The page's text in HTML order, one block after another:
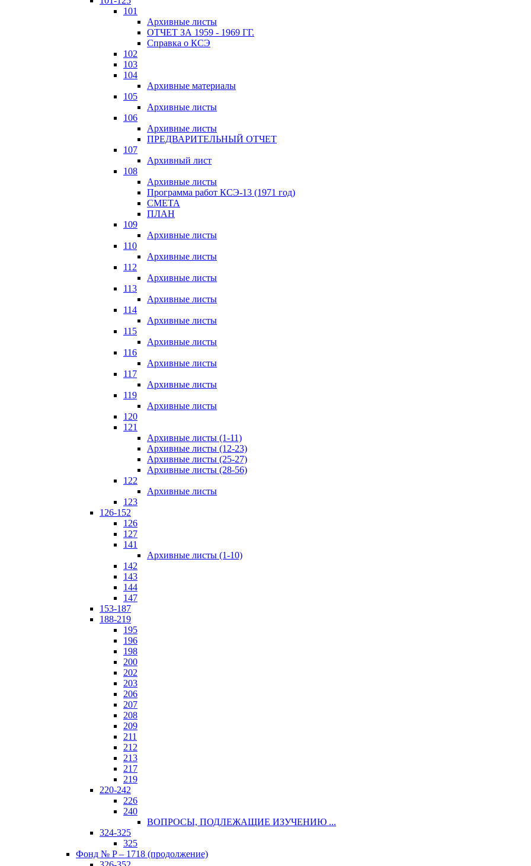
101
Архивные листы
ОТЧЕТ ЗА 1959 - 1969 ГГ.
Справка о КСЭ
102
103
104
Архивные материалы
105
Архивные листы
106
Архивные листы
ПРЕДВАРИТЕЛЬНЫЙ ОТЧЕТ
107
Архивный лист
108
Архивные листы
Программа работ КСЭ-13 (1971 год)
СМЕTA
ПЛАН
109
Архивные листы
110
Архивные листы
112
Архивные листы
113
Архивные листы
114
Архивные листы
115
Архивные листы
116
Архивные листы
117
Архивные листы
119
Архивные листы
120
121
Архивные листы (1-11)
Архивные листы (12-23)
Архивные листы (25-27)
Архивные листы (28-56)
122
Архивные листы
123
126-152
126
127
141
Архивные листы (1-10)
142
143
144
147
153-187
188-219
195
196
198
200
202
203
206
207
208
209
211
212
213
217
219
220-242
226
240
ВОПРОСЫ, ПОДЛЕЖАЩИЕ ИЗУЧЕНИЮ ...
324-325
325
Фонд № P – 1718 (продолжение)